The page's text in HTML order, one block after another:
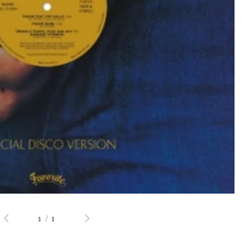
1 /1